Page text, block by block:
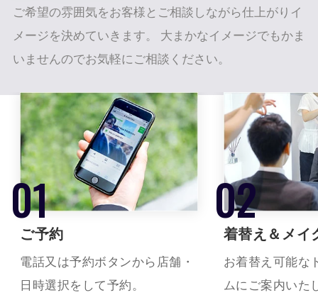
ご希望の雰囲気をお客様とご相談しながら仕上がりイ
メージを決めていきます。
大まかなイメージでもかま
いませんのでお気軽にご相談ください。
ご予約
電話又は予約ボタンから店舗・
日時選択をして予約。
着替え＆メイ
お着替え可能な
ムにご案内いた